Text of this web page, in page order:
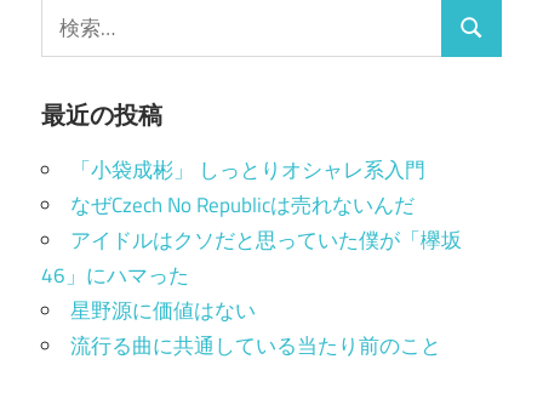
索:
検
最近の投稿
「小袋成彬」 しっとりオシャレ系入門
なぜCzech No Republicは売れないんだ
アイドルはクソだと思っていた僕が「欅坂
46」にハマった
星野源に価値はない
流行る曲に共通している当たり前のこと